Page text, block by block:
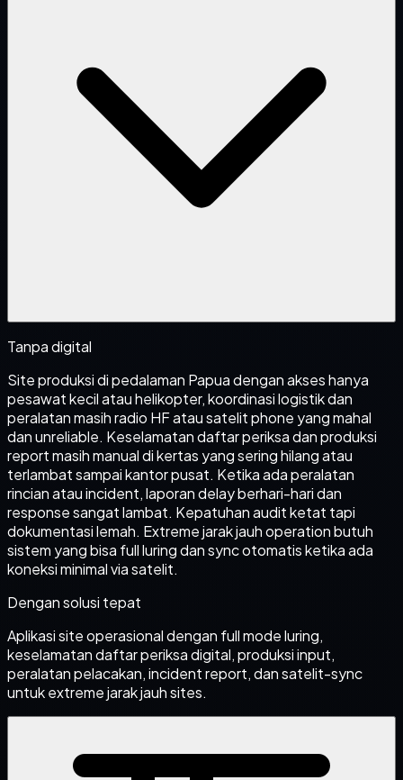
Tanpa digital
Site produksi di pedalaman Papua dengan akses hanya
pesawat kecil atau helikopter, koordinasi logistik dan
peralatan masih radio HF atau satelit phone yang mahal
dan unreliable. Keselamatan daftar periksa dan produksi
report masih manual di kertas yang sering hilang atau
terlambat sampai kantor pusat. Ketika ada peralatan
rincian atau incident, laporan delay berhari-hari dan
response sangat lambat. Kepatuhan audit ketat tapi
dokumentasi lemah. Extreme jarak jauh operation butuh
sistem yang bisa full luring dan sync otomatis ketika ada
koneksi minimal via satelit.
Dengan solusi tepat
Aplikasi site operasional dengan full mode luring,
keselamatan daftar periksa digital, produksi input,
peralatan pelacakan, incident report, dan satelit-sync
untuk extreme jarak jauh sites.